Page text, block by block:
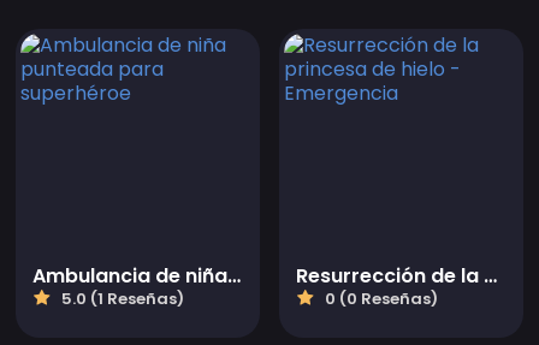
Ambulancia de niña punteada para superhéroe
5.0 (1 Reseñas)
Resurrección de la princesa de hielo - Emergencia
0 (0 Reseñas)